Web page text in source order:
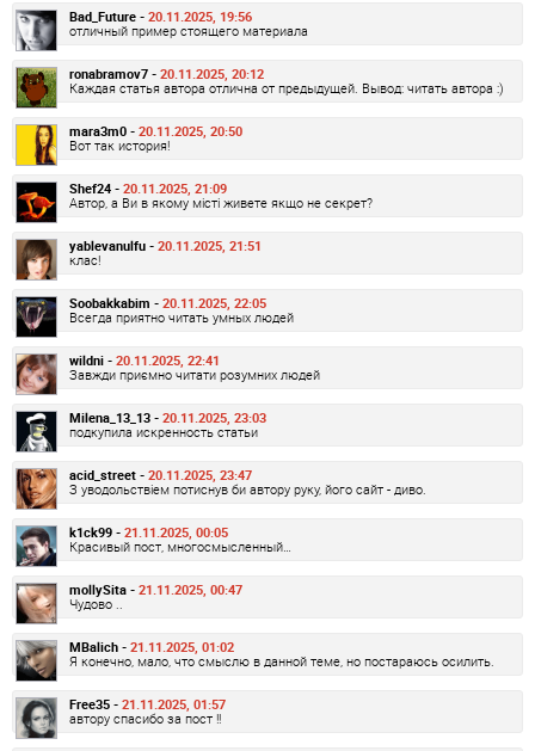
Bad_Future - 20.11.2025, 19:56
отличный пример стоящего материала
ronabramov7 - 20.11.2025, 20:12
Каждая статья автора отлична от предыдущей. Вывод: читать автора :)
mara3m0 - 20.11.2025, 20:50
Вот так история!
Shef24 - 20.11.2025, 21:09
Автор, а Ви в якому місті живете якщо не секрет?
yablevanulfu - 20.11.2025, 21:51
клас!
Soobakkabim - 20.11.2025, 22:05
Всегда приятно читать умных людей
wildni - 20.11.2025, 22:41
Завжди приємно читати розумних людей
Milena_13_13 - 20.11.2025, 23:03
подкупила искренность статьи
acid_street - 20.11.2025, 23:47
З уводольствіем потиснув би автору руку, його сайт - диво.
k1ck99 - 21.11.2025, 00:05
Красивый пост, многосмысленный…
mollySita - 21.11.2025, 00:47
Чудово ..
MBalich - 21.11.2025, 01:02
Я конечно, мало, что смыслю в данной теме, но постараюсь осилить.
Free35 - 21.11.2025, 01:57
автору спасибо за пост !!